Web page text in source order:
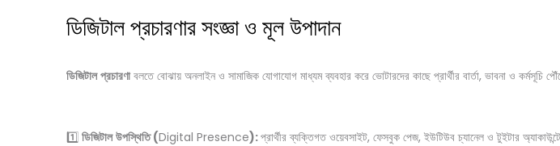
ডিজিটাল প্রচারণার সংজ্ঞা ও মূল উপাদান
ডিজিটাল প্রচারণাবলতে বোঝায় অনলাইন ও সামাজিক যোগাযোগ মাধ্যম ব্যবহার করে ভোটারদের কাছে প্রার্থীর বার্তা, ভাবনা ও কর্মসূচি
1️⃣ ডিজিটাল উপস্থিতি(Digital Presence):প্রার্থীর ব্যক্তিগত ওয়েবসাইট, ফেসবুক পেজ, ইউটিউব চ্যানেল ও টুইটার